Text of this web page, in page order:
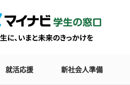
就活応援 新社会人準備